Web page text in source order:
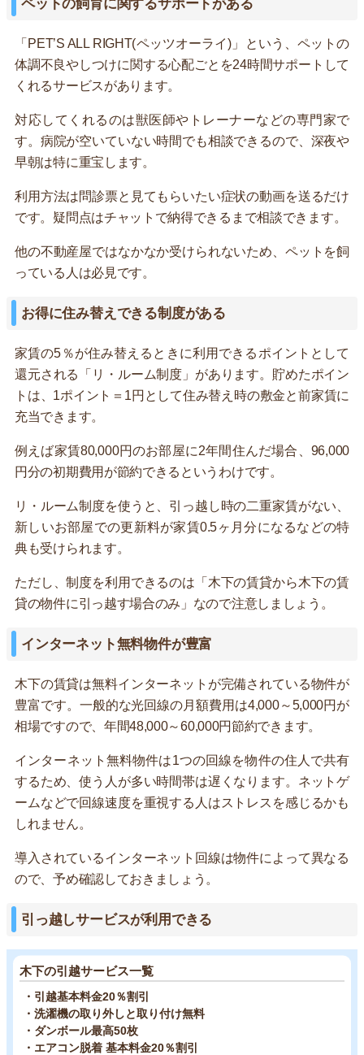
ペットの飼育に関するサポートがある
「PET’S ALL RIGHT(ペッツオーライ)」という、ペットの
体調不良やしつけに関する心配ごとを24時間サポートして
くれるサービスがあります。
対応してくれるのは獣医師やトレーナーなどの専門家で
す。病院が空いていない時間でも相談できるので、深夜や
早朝は特に重宝します。
利用方法は問診票と見てもらいたい症状の動画を送るだけ
です。疑問点はチャットで納得できるまで相談できます。
他の不動産屋ではなかなか受けられないため、ペットを飼
っている人は必見です。
お得に住み替えできる制度がある
家賃の5％が住み替えるときに利用できるポイントとして
還元される「リ・ルーム制度」があります。貯めたポイン
トは、1ポイント＝1円として住み替え時の敷金と前家賃に
充当できます。
例えば家賃80,000円のお部屋に2年間住んだ場合、96,000
円分の初期費用が節約できるというわけです。
リ・ルーム制度を使うと、引っ越し時の二重家賃がない、
新しいお部屋での更新料が家賃0.5ヶ月分になるなどの特
典も受けられます。
ただし、制度を利用できるのは「木下の賃貸から木下の賃
貸の物件に引っ越す場合のみ」なので注意しましょう。
インターネット無料物件が豊富
木下の賃貸は無料インターネットが完備されている物件が
豊富です。一般的な光回線の月額費用は4,000～5,000円が
相場ですので、年間48,000～60,000円節約できます。
インターネット無料物件は1つの回線を物件の住人で共有
するため、使う人が多い時間帯は遅くなります。ネットゲ
ームなどで回線速度を重視する人はストレスを感じるかも
しれません。
導入されているインターネット回線は物件によって異なる
ので、予め確認しておきましょう。
引っ越しサービスが利用できる
木下の引越サービス一覧
・引越基本料金20％割引
・洗濯機の取り外しと取り付け無料
・ダンボール最高50枚
・エアコン脱着 基本料金20％割引